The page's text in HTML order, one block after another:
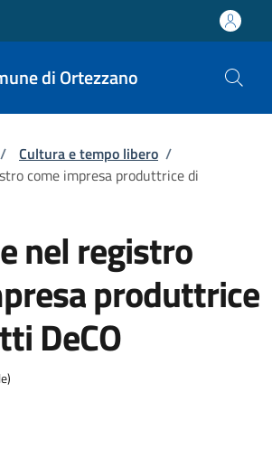
di Ortezzano
pane
/ Cultura e tempo libero /
come impresa produttrice di
nel registro
produttrice
DeCO